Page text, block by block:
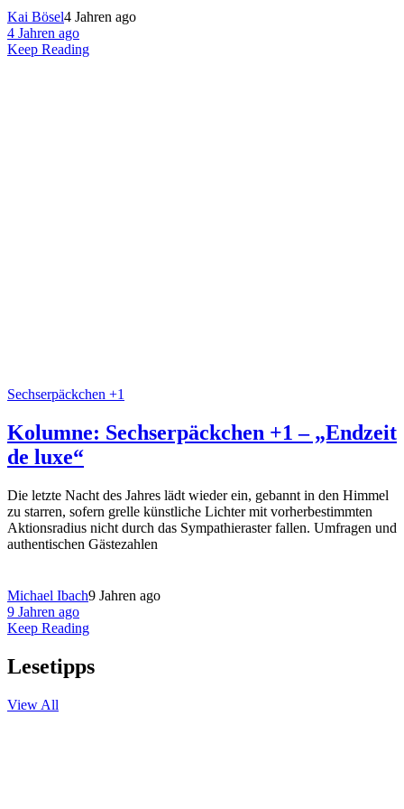
Kai Bösel4 Jahren ago
4 Jahren ago
Keep Reading
Sechserpäckchen +1
Kolumne: Sechserpäckchen +1 – „Endzeit
de luxe“
Die letzte Nacht des Jahres lädt wieder ein, gebannt in den Himmel
zu starren, sofern grelle künstliche Lichter mit vorherbestimmten
Aktionsradius nicht durch das Sympathieraster fallen. Umfragen und
authentischen Gästezahlen
Michael Ibach9 Jahren ago
9 Jahren ago
Keep Reading
Lesetipps
View All